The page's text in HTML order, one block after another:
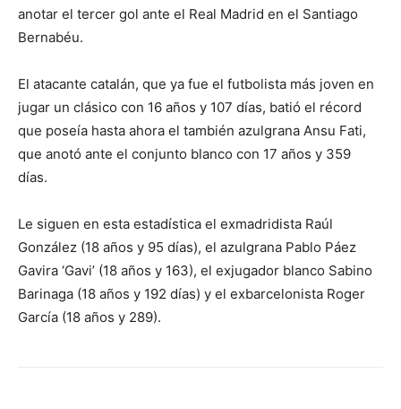
anotar el tercer gol ante el Real Madrid en el Santiago
Bernabéu.
El atacante catalán, que ya fue el futbolista más joven en
jugar un clásico con 16 años y 107 días, batió el récord
que poseía hasta ahora el también azulgrana Ansu Fati,
que anotó ante el conjunto blanco con 17 años y 359
días.
Le siguen en esta estadística el exmadridista Raúl
González (18 años y 95 días), el azulgrana Pablo Páez
Gavira ‘Gavi’ (18 años y 163), el exjugador blanco Sabino
Barinaga (18 años y 192 días) y el exbarcelonista Roger
García (18 años y 289).